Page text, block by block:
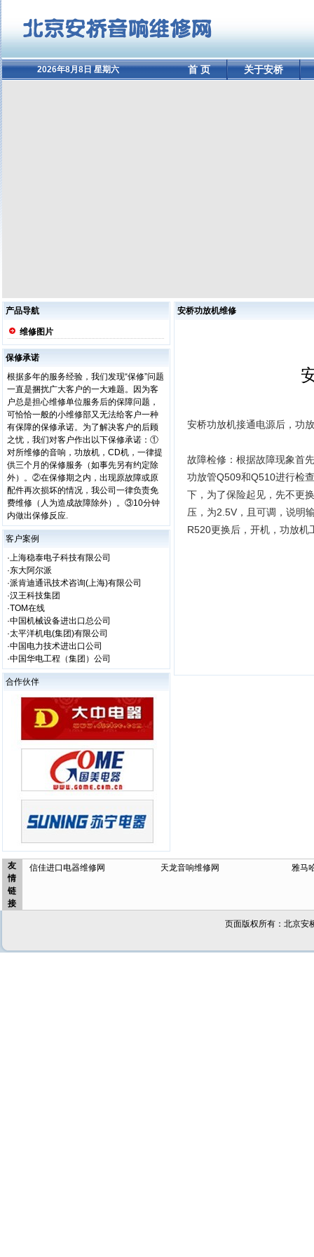
2026年8月8日 星期六 首 页 关于安桥
产品导航
维修图片
保修承诺
根据多年的服务经验，我们发现“保修”问题
一直是捆扰广大客户的一大难题。因为客
户总是担心维修单位服务后的保障问题，
可恰恰一般的小维修部又无法给客户一种
有保障的保修承诺。为了解决客户的后顾
之忧，我们对客户作出以下保修承诺：①
对所维修的音响，功放机，CD机，一律提
供三个月的保修服务（如事先另有约定除
外）。②在保修期之内，出现原故障或原
配件再次损坏的情况，我公司一律负责免
费维修（人为造成故障除外）。③10分钟
内做出保修反应.
客户案例
·上海稳泰电子科技有限公司
·东大阿尔派
·派肯迪通讯技术咨询(上海)有限公司
·汉王科技集团
·TOM在线
·中国机械设备进出口总公司
·太平洋机电(集团)有限公司
·中国电力技术进出口公司
·中国华电工程（集团）公司
合作伙伴
安桥功放机维修
安桥功放机接通电源后，功
故障检修：根据故障现象首
功放管Q509和Q510进行检
下，为了保险起见，先不更
压，为2.5V，且可调，说明
R520更换后，开机，功放机
友
情
链
接
信佳进口电器维修网 天龙音响维修网 雅马
页面版权所有：北京安